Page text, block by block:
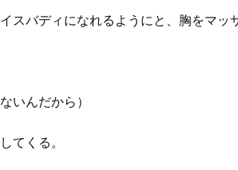
バディになれるようにと、胸をマッ
いんだから）
てくる。